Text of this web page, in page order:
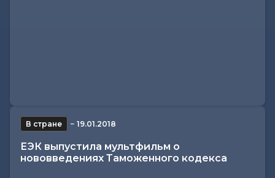
В стране − 19.01.2018
ЕЭК выпустила мультфильм о
нововведениях Таможенного кодекса